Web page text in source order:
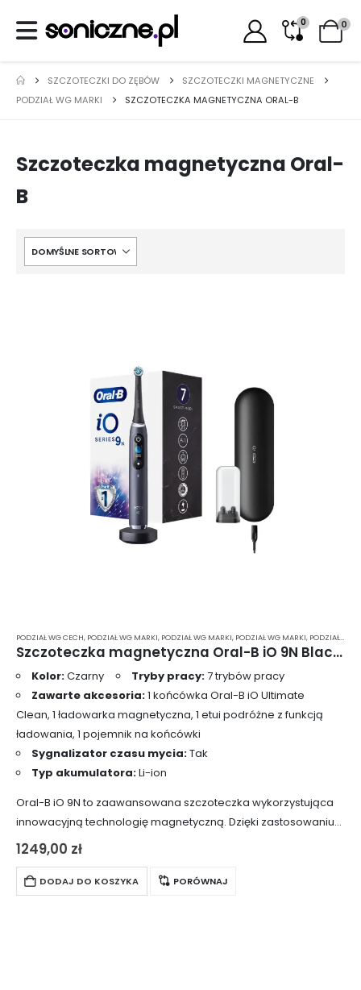
0 0
SZCZOTECZKI DO ZĘBÓW
SZCZOTECZKI MAGNETYCZNE
PODZIAŁ WG MARKI
SZCZOTECZKA MAGNETYCZNA ORAL-B
Szczoteczka magnetyczna Oral-
B
PODZIAŁ WG CECH, PODZIAŁ WG MARKI, PODZIAŁ WG MARKI, PODZIAŁ WG MARKI, PODZIAŁ WG MARKI
Szczoteczka magnetyczna Oral-B iO 9N Black Onyx
Kolor:Czarny Tryby pracy:7 trybów pracy
Zawarte akcesoria:1 końcówka Oral-B iO Ultimate
Clean, 1 ładowarka magnetyczna, 1 etui podróżne z funkcją
ładowania, 1 pojemnik na końcówki
Sygnalizator czasu mycia:Tak
Typ akumulatora:Li-ion
Oral-B iO 9N to zaawansowana szczoteczka wykorzystująca
innowacyjną technologię magnetyczną. Dzięki zastosowaniu
liniowego napędu magnetycznego, cała energia mycia jest
skierowana na końce włókien czyszczących. Tworzą się
mikrowibracje, które w połączeniu…
1249,00 zł
DODAJ DO KOSZYKA PORÓWNAJ